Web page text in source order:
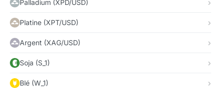
Palladium (XPD/USD)
Platine (XPT/USD)
Argent (XAG/USD)
Soja (S_1)
Blé (W_1)